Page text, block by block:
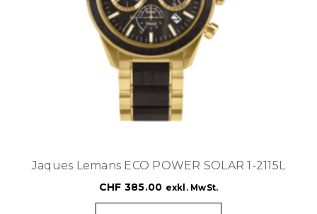
Jaques Lemans ECO POWER SOLAR 1-2115L
CHF 385.00 exkl. MwSt.